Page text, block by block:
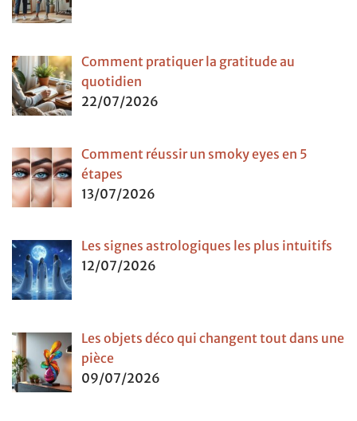
Comment pratiquer la gratitude au
quotidien
22/07/2026
Comment réussir un smoky eyes en 5
étapes
13/07/2026
Les signes astrologiques les plus intuitifs
12/07/2026
Les objets déco qui changent tout dans une
pièce
09/07/2026